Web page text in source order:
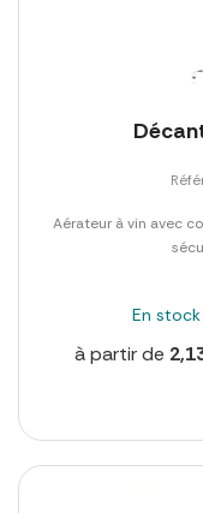
Aérateur à vin avec
En
à partir de